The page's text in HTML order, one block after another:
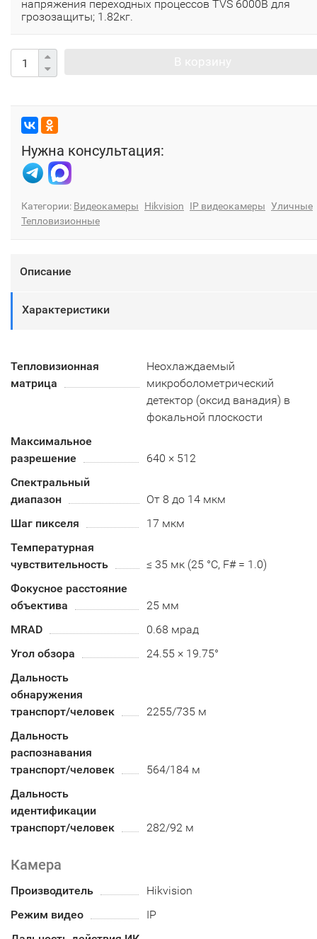
напряжения переходных процессов TVS 6000B для
грозозащиты; 1.82кг.
Нужна консультация:
Категории: Видеокамеры Hikvision IP видеокамеры Уличные
Тепловизионные
Описание
Характеристики
Тепловизионная
матрица
Неохлаждаемый
микроболометрический
детектор (оксид ванадия) в
фокальной плоскости
Максимальное
разрешение
640 × 512
Спектральный
диапазон
От 8 до 14 мкм
Шаг пикселя
17 мкм
Температурная
чувствительность
≤ 35 мк (25 °C, F# = 1.0)
Фокусное расстояние
объектива
25 мм
MRAD
0.68 мрад
Угол обзора
24.55 × 19.75°
Дальность
обнаружения
транспорт/человек
2255/735 м
Дальность
распознавания
транспорт/человек
564/184 м
Дальность
идентификации
транспорт/человек
282/92 м
Камера
Производитель
Hikvision
Режим видео
IP